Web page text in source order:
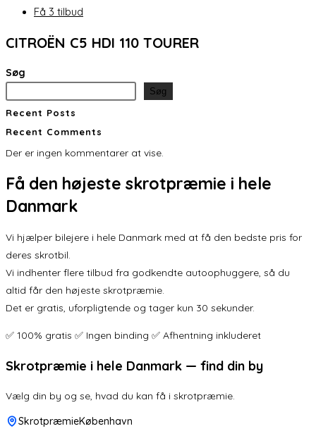
Få 3 tilbud
CITROËN C5 HDI 110 TOURER
Søg
Søg
Recent Posts
Recent Comments
Der er ingen kommentarer at vise.
Få den højeste skrotpræmie i hele
Danmark
Vi hjælper bilejere i hele Danmark med at få den bedste pris for
deres skrotbil.
Vi indhenter flere tilbud fra godkendte autoophuggere, så du
altid får den højeste skrotpræmie.
Det er gratis, uforpligtende og tager kun 30 sekunder.
✅ 100% gratis ✅ Ingen binding ✅ Afhentning inkluderet
Skrotpræmie i hele Danmark — find din by
Vælg din by og se, hvad du kan få i skrotpræmie.
SkrotpræmieKøbenhavn